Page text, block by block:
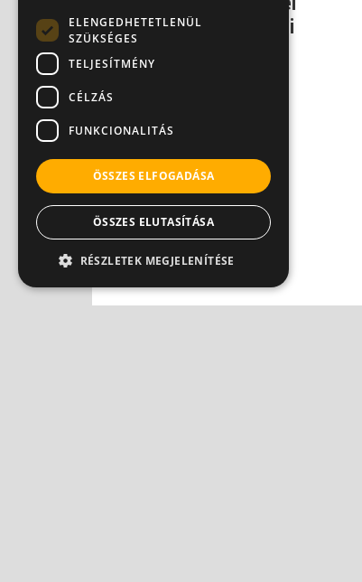
kezelhető a merevedési
zavar!
Dr. Kardos Róbert
ELENGEDHETETLENÜL
SZÜKSÉGES
TELJESÍTMÉNY
CÉLZÁS
FUNKCIONALITÁS
ÖSSZES ELFOGADÁSA
ÖSSZES ELUTASÍTÁSA
RÉSZLETEK MEGJELENÍTÉSE